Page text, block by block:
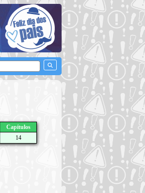
Capítulos
14